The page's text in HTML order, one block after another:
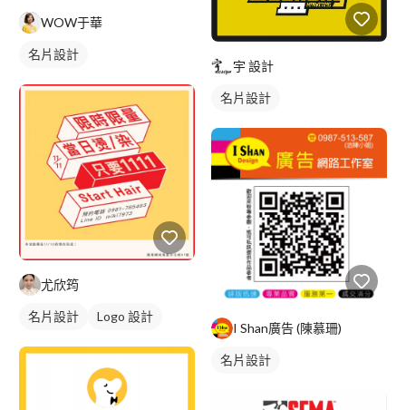
WOW于華
名片設計
尤欣筠
名片設計 Logo 設計
宇 設計
名片設計
I Shan廣告 (陳慕珊)
名片設計